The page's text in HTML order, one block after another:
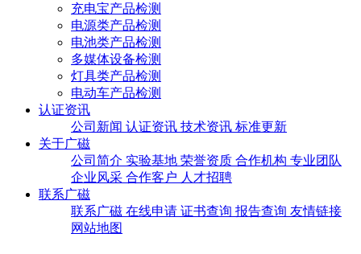
充电宝产品检测
电源类产品检测
电池类产品检测
多媒体设备检测
灯具类产品检测
电动车产品检测
认证资讯
公司新闻 认证资讯 技术资讯 标准更新
关于广磁
公司简介 实验基地 荣誉资质 合作机构 专业团队
企业风采 合作客户 人才招聘
联系广磁
联系广磁 在线申请 证书查询 报告查询 友情链接
网站地图